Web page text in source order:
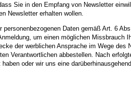
Sie in den Empfang von Newsletter
Newsletter erhalten wollen.
Daten gemäß Art. 6
um einen möglichen Missbrauch
der werblichen Ansprache im Wege
Verantwortlichen abbestellen. Nach
oder wir uns eine